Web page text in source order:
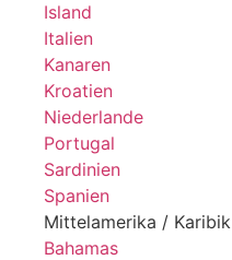
Island
Italien
Kanaren
Kroatien
Niederlande
Portugal
Sardinien
Spanien
Mittelamerika / Karibik
Bahamas